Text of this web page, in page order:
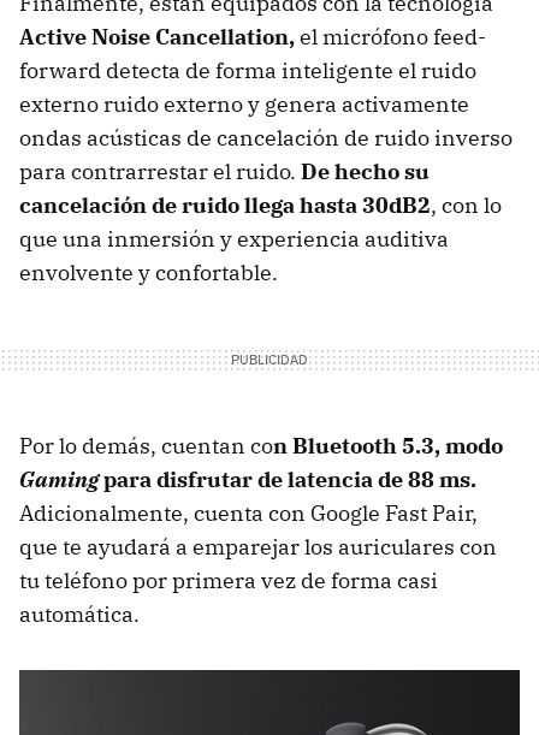
Active Noise Cancellation,el micrófono feed-
forward detecta de forma inteligente el ruido
externo ruido externo y genera activamente
ondas acústicas de cancelación de ruido inverso
para contrarrestar el ruido. De hecho su
cancelación de ruido llega hasta 30dB2, con lo
que una inmersión y experiencia auditiva
envolvente y confortable.
Por lo demás, cuentan con Bluetooth 5.3, modo
Gamingpara disfrutar de latencia de 88 ms.
Adicionalmente, cuenta con Google Fast Pair,
que te ayudará a emparejar los auriculares con
tu teléfono por primera vez de forma casi
automática.